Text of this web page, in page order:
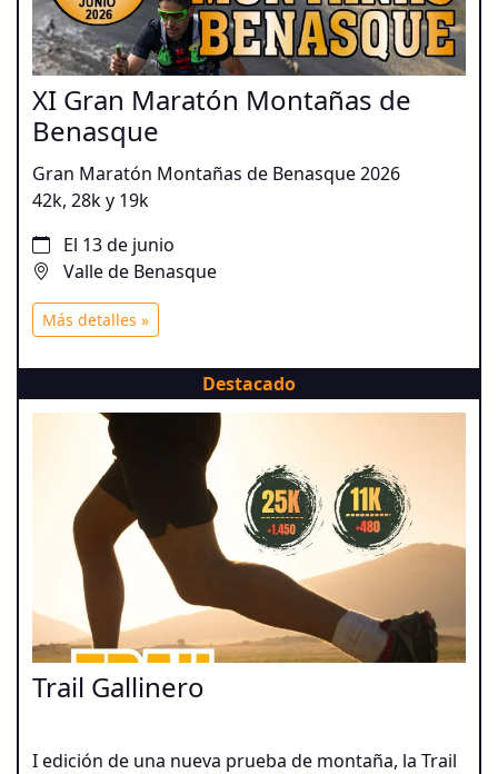
XI Gran Maratón Montañas de
Benasque
Gran Maratón Montañas de Benasque 2026
42k, 28k y 19k
El 13 de junio
Valle de Benasque
Más detalles »
Destacado
Trail Gallinero
I edición de una nueva prueba de montaña, la Trail